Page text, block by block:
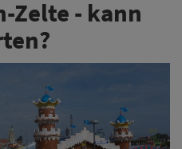
Zelte - kann